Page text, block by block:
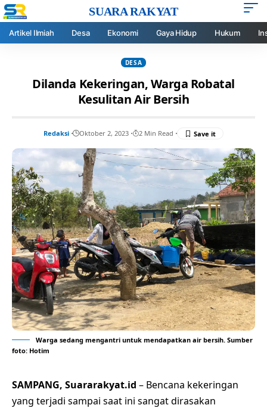
SUARA RAKYAT
Artikel Ilmiah Desa Ekonomi Gaya Hidup Hukum
DESA
Dilanda Kekeringan, Warga Robatal
Kesulitan Air Bersih
Redaksi Oktober 2, 2023 2 Min Read
Warga sedang mengantri untuk mendapatkan air bersih. Sumber
foto: Hotim
SAMPANG, Suararakyat.id – Bencana kekeringan
yang terjadi sampai saat ini sangat dirasakan